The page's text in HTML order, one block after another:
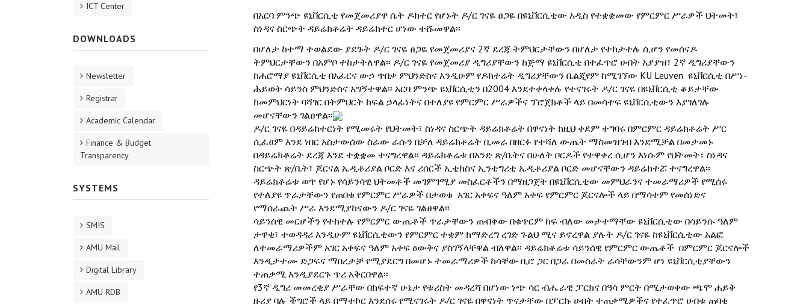
በአርባ ምንጭ ዩኒቨርሲቲ የመጀመሪያዋ ሴት ዶክተር የሆኑት ዶ/ር ገናዬ ፀጋዬ በዩኒቨርሲቲው አዲስ የተቋቋመው የምርምር ሥራዎች ህትመት፣
ስነዳና ስርጭት ዳይሬክቶሬት ዳይሬክተር ሆነው ተሹመዋል፡፡
በሆለታ ከተማ ተወልደው ያደጉት ዶ/ር ገናዬ ፀጋዬ የመጀመሪያና 2ኛ ደረጃ ትምህርታቸውን በሆለታ የተከታተሉ ሲሆን የመሰናዶ
ትምህርታቸውን በአምቦ ተከታትለዋል፡፡ ዶ/ር ገናዬ የመጀመሪያ ዲግሪያቸውን ከጅማ ዩኒቨርሲቲ በተፈጥሮ ሀብት አያያዝ፣ 2ኛ ዲግሪያቸውን
ከሐሮማያ ዩኒቨርሲቲ በአፈርና ውኃ ጥበቃ ምህንድስና እንዲሁም የዶክተሬት ዲግሪያቸውን ቤልጂየም ከሚገኘው KU Leuven ዩኒቨርሲቲ በሥነ-
ሕይወት ሳይንስ ምህንድስና አግኝተዋል፡፡ አርባ ምንጭ ዩኒቨርሲቲን በ2004 እንደተቀላቀሉ የተናገሩት ዶ/ር ገናዬ በዩኒቨርሲቲ ቆይታቸው
ከመምህርነት ባሻገር በትምህርት ከፍል ኃላፊነትና በተለያዩ የምርምር ሥራዎችና ፕሮጀክቶች ላይ በመሳተፍ ዩኒቨርሲቲውን እያገለገሉ
መሆናቸውን ገልፀዋል፡፡
ዶ/ር ገናዬ በዳይሬክተርነት የሚመሩት የህትመት፣ ስነዳና ስርጭት ዳይሬክቶሬት በዋናነት ከዚህ ቀደም ተግባሩ በምርምር ዳይሬክቶሬት ሥር
ሲፈፀም እንደ ነበር አስታውሰው ስራው ራሱን በቻለ ዳይሬክቶሬት ቢመራ በዘርፉ የተሻለ ውጤት ማስመዝገብ እንደሚቻል በመታመኑ
በዳይሬክቶሬት ደረጃ እንደ ተቋቋመ ተናግረዋል፡፡ ዳይሬክቶሬቱ በአንድ ጽ/ቤትና በሁለት ቦርዶች የተዋቀረ ሲሆን እነሱም የህትመት፣ ስነዳና
ስርጭት ጽ/ቤት፣ ጆርናል ኤዲቶሪያል ቦርድ እና ሪሰርች ኢቲክስና ኢንቴግሪቲ ኤዲቶሪያል ቦርድ መሆናቸውን ዳይሬክተሯ ተናግረዋል፡፡
ዳይሬክቶሬቱ ወጥ የሆኑ የሳይንሳዊ ህትመቶች መገምገሚያ መስፈርቶችን በማዘጋጀት በዩኒቨርሲቲው መምህራንና ተመራማሪዎች የሚሰሩ
የተለያዩ ጥራታቸውን የጠበቁ የምርምር ሥራዎች በታወቁ አገር አቀፍና ዓለም አቀፍ የምርምር ጆርናሎች ላይ በማሳተም የመሰነድና
የማሰራጨት ሥራ እንደሚያከናውን ዶ/ር ገናዬ ገልፀዋል፡፡
ሳይንሰዊ መርሆችን የተከተሉ የምርምር ውጤቶች ጥራታቸውን ጠብቀው በቁጥርም ከፍ ብለው መታተማቸው ዩኒቨርሲቲው በሳይንሱ ዓለም
ታዋቂ፣ ተወዳዳሪ እንዲሁም ዩኒቨርሲቲውን የምርምር ተቋም ከማድረግ ረገድ ጉልህ ሚና ይኖረዋል ያሉት ዶ/ር ገናዬ ከዩኒቨርሲቲው አልፎ
ለተመራማሪዎችም አገር አቀፍና ዓለም አቀፍ ዕውቅና ያስገኝላቸዋል ብለዋል፡፡ ዳይሬክቶሬቱ ሳይንሰዊ የምርምር ውጤቶች በምርምር ጆርናሎች
እንዲታተሙ ድጋፍና ማበረታቻ የሚያደርግ በመሆኑ ተመራማሪዎች ከሳቸው ቢሮ ጋር በጋራ በመስራት ራሳቸውንም ሆነ ዩኒቨርሲቲያቸውን
ተጠቃሚ እንዲያደርጉ ጥሪ አቅርበዋል፡፡
የ3ኛ ዲግሪ መመረቂያ ሥራቸው በከፍተኛ ሁኔታ የቱሪስት መዳረሻ በሆነው ነጭ ሳር ብሔራዊ ፓርክና በዓሳ ምርት በሚታወቀው ጫሞ ሐይቅ
ዙሪያ ባሉ ችግሮች ላይ በማተኮር እንደሰሩ የሚናገሩት ዶ/ር ገናዬ በዋናነት ጥናታቸው በፓርኩ ሀብት ተጠቃሚዎችና የተፈጥሮ ሀብቱ ጠባቂ
ICT Center
DOWNLOADS
Newsletter
Registrar
Academic Calendar
Finance & Budget
Transparency
SYSTEMS
SMIS
AMU Mail
Digital Library
AMU RDB